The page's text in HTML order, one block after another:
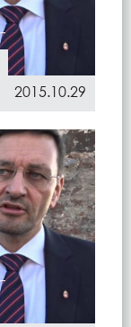
2015.10.29